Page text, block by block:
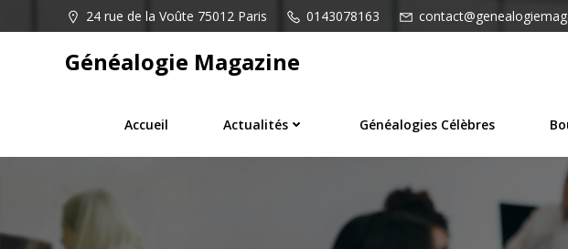
au
24 rue de la Voûte 75012 Paris 0143078163
Généalogie Magazine
Accueil Actualités Généalogies Célèbres